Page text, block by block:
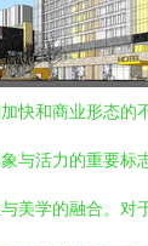
快和商业形态的
与活力的重要标
美学的融合。对